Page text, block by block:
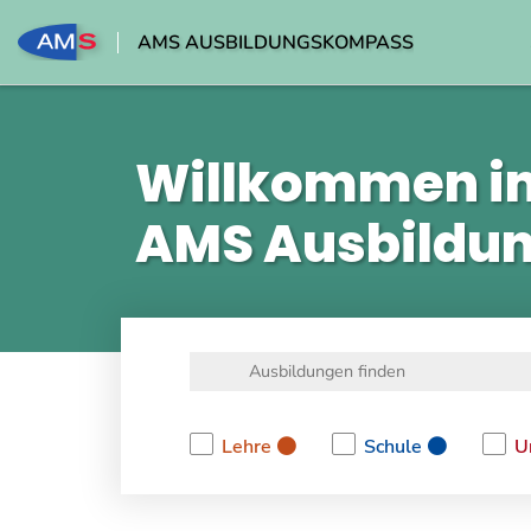
AMS AUSBILDUNGSKOMPASS
Willkommen
AMS
Lehre
Schule